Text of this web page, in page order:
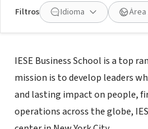
Filtros Idioma
Acerca de
IESE Business School is a top
mission is to develop leaders
and lasting impact on people,
operations across the globe,